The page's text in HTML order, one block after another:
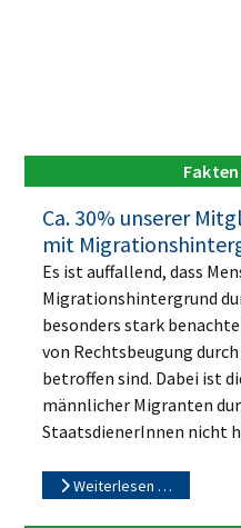
Ca. 30% unserer
mit
Es ist auffallend, dass
Migrationshintergrund
besonders stark
von Rechtsbeugung
betroffen sind. Dabei ist
männlicher Migranten
StaatsdienerInnen nicht
Weiterlesen …